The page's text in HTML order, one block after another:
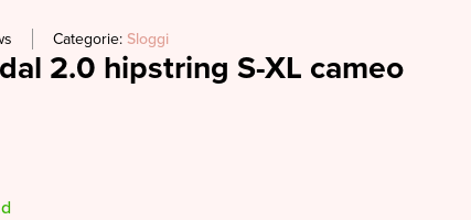
Categorie: Sloggi
2.0 hipstring S-XL cameo